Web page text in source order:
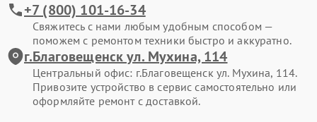
+7 (800) 101-16-34
Свяжитесь с нами любым удобным способом —
поможем с ремонтом техники быстро и аккуратно.
г.Благовещенск ул. Мухина, 114
Центральный офис: г.Благовещенск ул. Мухина, 114.
Привозите устройство в сервис самостоятельно или
оформляйте ремонт с доставкой.